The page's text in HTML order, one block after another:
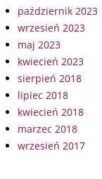
październik 2023
wrzesień 2023
maj 2023
kwiecień 2023
sierpień 2018
lipiec 2018
kwiecień 2018
marzec 2018
wrzesień 2017